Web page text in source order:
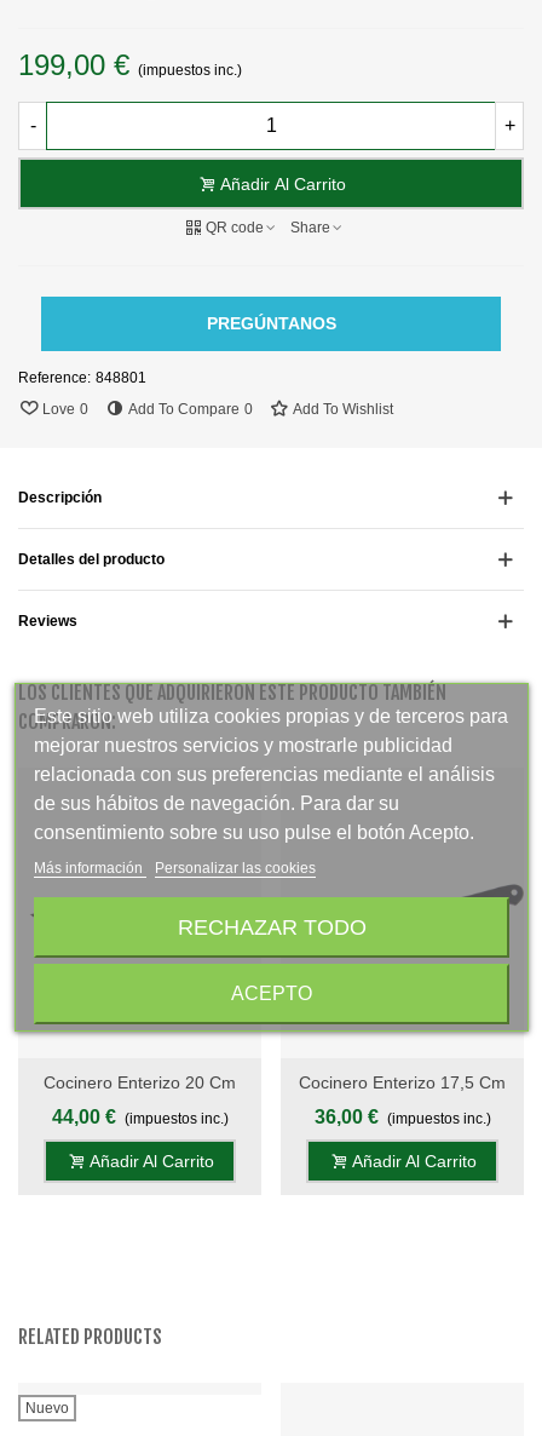
199,00 € (impuestos inc.)
- +
Añadir Al Carrito
QR code Share
PREGÚNTANOS
Reference: 848801
Love 0 Add To Compare 0 Add To Wishlist
Descripción
Detalles del producto
Reviews
LOS CLIENTES QUE ADQUIRIERON ESTE PRODUCTO TAMBIÉN
COMPRARON:
Cocinero Enterizo 20 Cm
Titanio Negro - Mango Pom,
44,00 € (impuestos inc.)
Añadir Al Carrito
Cocinero Enterizo 17,5 Cm
Titanio Negro - Mango Pom,
36,00 € (impuestos inc.)
Añadir Al Carrito
RELATED PRODUCTS
Nuevo
Este sitio web utiliza cookies propias y de terceros para
mejorar nuestros servicios y mostrarle publicidad
relacionada con sus preferencias mediante el análisis
de sus hábitos de navegación. Para dar su
consentimiento sobre su uso pulse el botón Acepto.
Más información Personalizar las cookies
RECHAZAR TODO
ACEPTO